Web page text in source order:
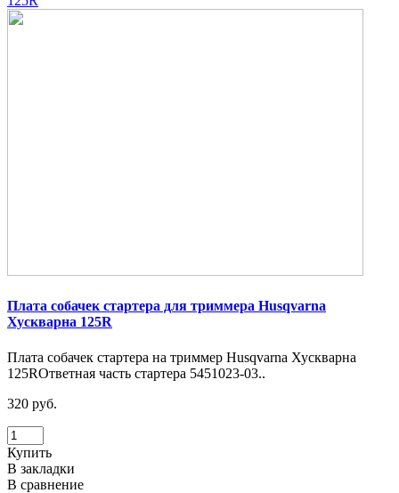
Плата собачек стартера для триммера Husqvarna
Хускварна 125R
Плата собачек стартера на триммер Husqvarna Хускварна
125RОтветная часть стартера 5451023-03..
320 руб.
Купить
В закладки
В сравнение